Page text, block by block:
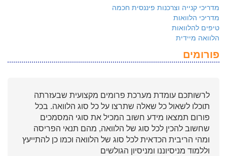
מדריכי קנייה וצרכנות פיננסית חכמה
מדריכי הלוואות
טיפים להלוואות
הלוואה מיידית
פורומים
לרשותכם עומדת מערכת פרומים מקצועית שבעזרתה
תוכלו לשאול כל שאלה שתרצו על כל סוג הלוואה. בכל
פורום תמצאו מידע חשוב המכיל את סוגי המסמכים
שחשוב להכין לכל סוג של הלוואה, מהם תנאי הפריסה
ומהי הריבית הכדאית לכל סוג של הלוואה וכמו כן להתייעץ
וללמוד מניסיוננו ומניסיון הגולשים